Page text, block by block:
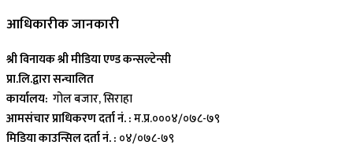
आधिकारीक जानकारी
श्री विनायक श्री मीडिया एण्ड कन्सल्टेन्सी
प्रा.लि.द्वारा सन्चालित
कार्यालय: गोल बजार, सिराहा
आमसंचार प्राधिकरण दर्ता नं. :म.प्र.०००४/०७८-७९
मिडिया काउन्सिल दर्ता नं. : ०४/०७८-७९